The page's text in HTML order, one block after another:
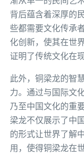
背后蕴含着深厚的
些都需要文化传承
化创新，使其在世
证明了传统文化在
此外，铜梁龙的智
力。通过与国际文
乃至中国文化的重
梁龙不仅展示了中
的形式让世界了解
用，使得铜梁龙在